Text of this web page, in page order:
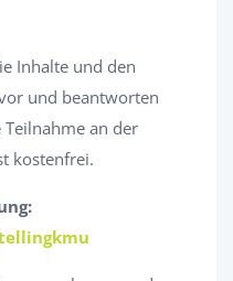
Inhalte und den
und beantworten
an der
kostenfrei.